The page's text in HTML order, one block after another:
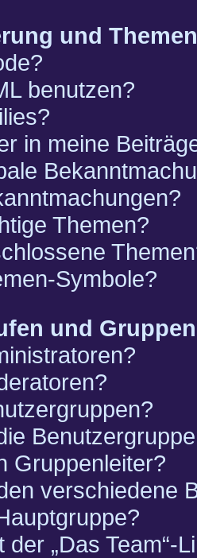
und
benutzen?
in meine
Themen?
Symbole?
und Gruppen
Gruppenleiter?
verschiedene
der „Das Team“-